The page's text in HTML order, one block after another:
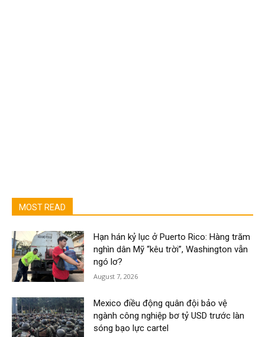
MOST READ
Hạn hán kỷ lục ở Puerto Rico: Hàng trăm
nghìn dân Mỹ “kêu trời”, Washington vẫn
ngó lơ?
August 7, 2026
Mexico điều động quân đội bảo vệ
ngành công nghiệp bơ tỷ USD trước làn
sóng bạo lực cartel